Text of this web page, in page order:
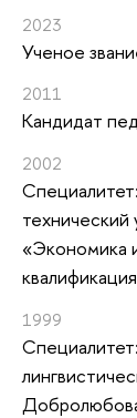
2023
Ученое
2011
Кандидат
2002
технический
«Экономика
1999